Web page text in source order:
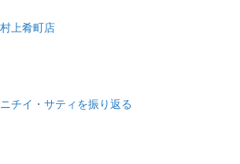
上肴町店
チイ・サティを振り返る